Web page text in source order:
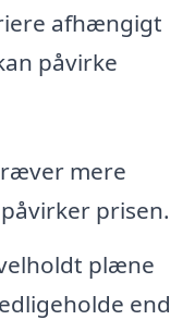
afhængigt
påvirke
mere
prisen.
plæne
end